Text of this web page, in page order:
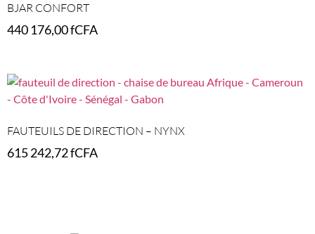
BJAR CONFORT
440 176,00fCFA
FAUTEUILS DE DIRECTION – NYNX
615 242,72fCFA